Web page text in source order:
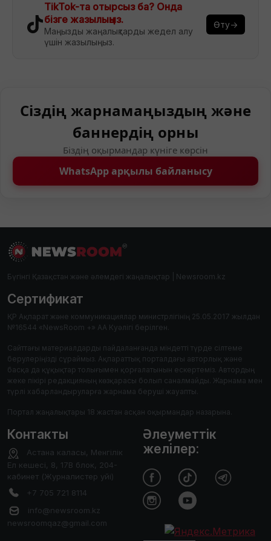
TikTok-та отырсыз ба? Онда
бізге жазылыңыз.
Маңызды жаңалықтарды жедел алу
үшін жазылыңыз.
Өту→
Сіздің жарнамаңыздың және
баннердің орны
Біздің оқырмандар күніге көрсін
WhatsApp арқылы байланысу
Бүгінгі Қазақстан және әлемдегі жаңалықтар | Newsroom.kz
Сертификат
ҚР Ақпарат және коммуникациялар министрлігінің 25.05.2017 жылдан
№16544 «NewsRoom +» АА Куәлігі берілген.
Сайттағы материалдарды пайдаланғанда міндетті түрде сілтеме
берулеріңізді сұраймыз. Ақпараттық порталдағы авторлық және
басқа да құқықтар толығымен қорғалатынын ескертеміз. Автордың
жеке пікірі редакцияның көзқарасы болып саналмайды. Жарнама мен
түрлі хабарландыруларға жарнама беруші жауапты.
Портал жаңалықтары 18 жастан асқан оқырмандар назарына.
Контакты
Астана каласы, Менгілік
Ел кешесі, 8, 17В блок, 204-
кабинет (Журналистер уйі)
+7 705 721 8114
info@newsroom.kz
newsroomqaz@gmail.com
Әлеуметтік
желілер: